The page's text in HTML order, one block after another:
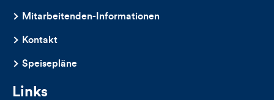
Mitarbeitenden-Informationen
Kontakt
Speisepläne
Links